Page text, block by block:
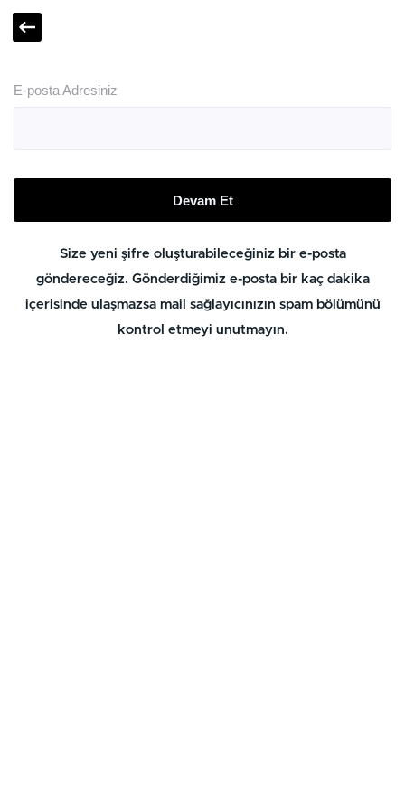
E-posta Adresiniz
Devam Et
Size yeni şifre oluşturabileceğiniz bir e-posta
göndereceğiz. Gönderdiğimiz e-posta bir kaç dakika
içerisinde ulaşmazsa mail sağlayıcınızın spam bölümünü
kontrol etmeyi unutmayın.